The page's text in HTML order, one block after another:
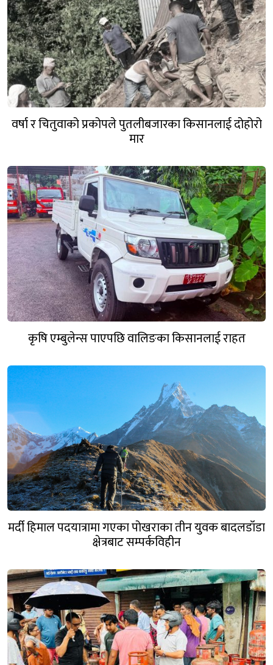
वर्षा र चितुवाको प्रकोपले पुतलीबजारका किसानलाई दोहोरो
मार
कृषि एम्बुलेन्स पाएपछि वालिङका किसानलाई राहत
मर्दी हिमाल पदयात्रामा गएका पोखराका तीन युवक बादलडाँडा
क्षेत्रबाट सम्पर्कविहीन